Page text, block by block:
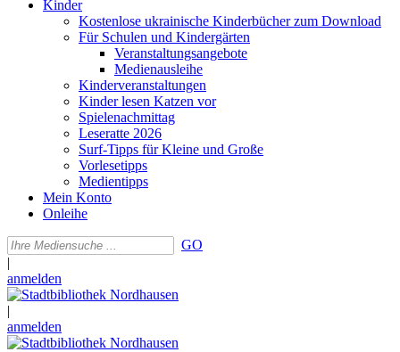
Kinder
Kostenlose ukrainische Kinderbücher zum Download
Für Schulen und Kindergärten
Veranstaltungsangebote
Medienausleihe
Kinderveranstaltungen
Kinder lesen Katzen vor
Spielenachmittag
Leseratte 2026
Surf-Tipps für Kleine und Große
Vorlesetipps
Medientipps
Mein Konto
Onleihe
GO
|
anmelden
|
anmelden